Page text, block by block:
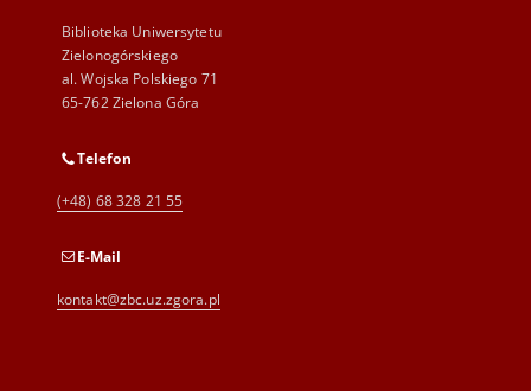
Biblioteka Uniwersytetu
Zielonogórskiego
al. Wojska Polskiego 71
65-762 Zielona Góra
Telefon
(+48) 68 328 21 55
E-Mail
kontakt@zbc.uz.zgora.pl